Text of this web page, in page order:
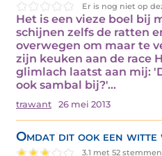
Er is nog niet op
Het is een vieze boel bij
schijnen zelfs de ratten
overwegen om maar te
zijn keuken aan de race
glimlach laatst aan mij:
ook sambal bij?'…
trawant 26 mei 2013
Omdat dit ook een witte
3.1 met 52 stemmen